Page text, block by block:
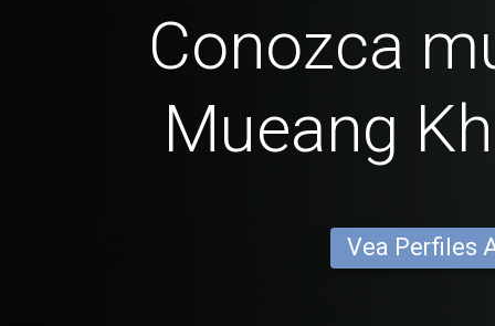
Conozca
Mueang
Vea Perfiles